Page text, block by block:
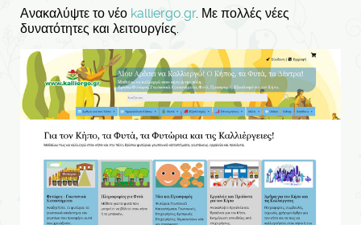
Ανακαλύψτε το νέο kalliergo.gr. Με πολλές νέες
δυνατότητες και λειτουργίες.